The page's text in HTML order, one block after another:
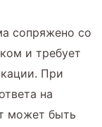
сопряжено со
и требует
При
на
может быть